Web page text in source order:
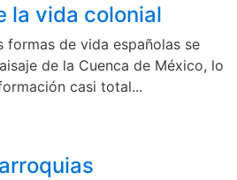
la vida colonial
formas de vida españolas se
de la Cuenca de México, lo
casi total...